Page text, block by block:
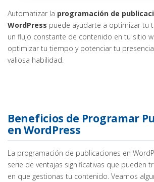
Automatizar la programación de
WordPress puede ayudarte a optimizar tu
un flujo constante de contenido en tu sitio
optimizar tu tiempo y potenciar tu
valiosa habilidad.
Beneficios de Programar
en WordPress
La programación de publicaciones en
serie de ventajas significativas que pueden
en que gestionas tu contenido. Veamos